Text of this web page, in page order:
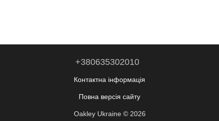
+380635302010
Контактна інформація
Повна версія сайту
Oakley Ukraine © 2026